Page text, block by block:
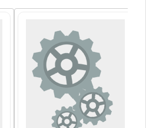
1232 руб.
Клиновой Ремень
02235376